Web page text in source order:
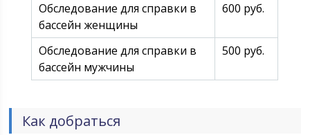
Обследование для справки в
бассейн женщины
600 руб.
Обследование для справки в
бассейн мужчины
500 руб.
Как добраться